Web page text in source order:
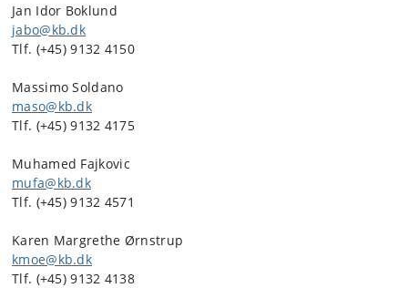
Jan Idor Boklund
jabo@kb.dk
Tlf. (+45) 9132 4150
Massimo Soldano
maso@kb.dk
Tlf. (+45) 9132 4175
Muhamed Fajkovic
mufa@kb.dk
Tlf. (+45) 9132 4571
Karen Margrethe Ørnstrup
kmoe@kb.dk
Tlf. (+45) 9132 4138